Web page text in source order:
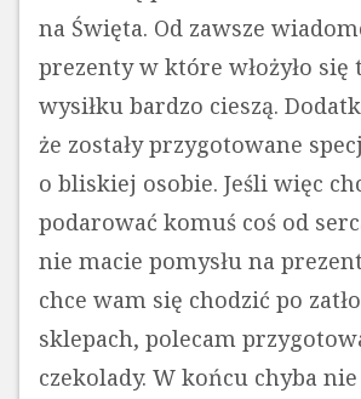
na Święta. Od zawsze
prezenty w które włożyło się
wysiłku bardzo cieszą.
że zostały przygotowane
o bliskiej osobie. Jeśli więc
podarować komuś coś od
nie macie pomysłu na
chce wam się chodzić po
sklepach, polecam
czekolady. W końcu chyba